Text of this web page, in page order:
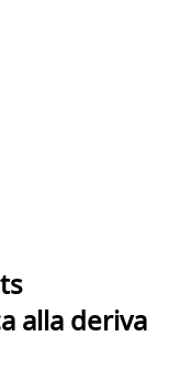
alla deriva